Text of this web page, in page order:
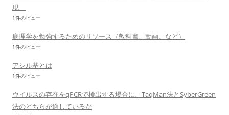
現
1件のビュー
病理学を勉強するためのリソース（教科書、動画、など）
1件のビュー
アシル基とは
1件のビュー
ウイルスの存在をqPCRで検出する場合に、TaqMan法とSyberGreen
法のどちらが適しているか